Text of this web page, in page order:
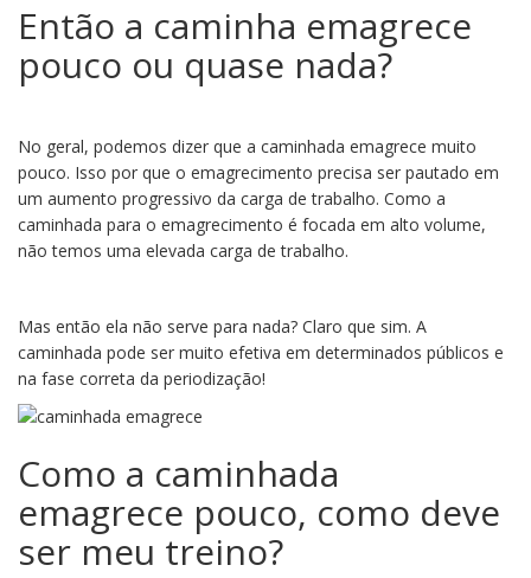
Então a caminha emagrece
pouco ou quase nada?
No geral, podemos dizer que a caminhada emagrece muito
pouco. Isso por que o emagrecimento precisa ser pautado em
um aumento progressivo da carga de trabalho. Como a
caminhada para o emagrecimento é focada em alto volume,
não temos uma elevada carga de trabalho.
Mas então ela não serve para nada? Claro que sim. A
caminhada pode ser muito efetiva em determinados públicos e
na fase correta da periodização!
Como a caminhada
emagrece pouco, como deve
ser meu treino?